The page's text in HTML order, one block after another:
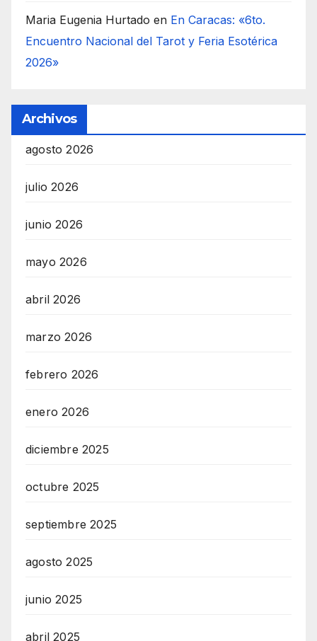
Maria Eugenia Hurtado en En Caracas: «6to.
Encuentro Nacional del Tarot y Feria Esotérica
2026»
Archivos
agosto 2026
julio 2026
junio 2026
mayo 2026
abril 2026
marzo 2026
febrero 2026
enero 2026
diciembre 2025
octubre 2025
septiembre 2025
agosto 2025
junio 2025
abril 2025